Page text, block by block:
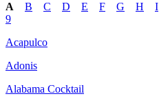
A B C D E F G H I
9
Acapulco
Adonis
Alabama Cocktail